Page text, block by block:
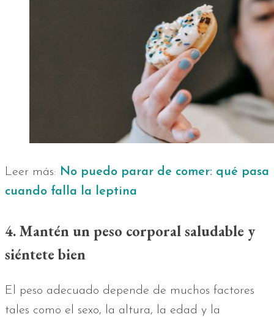
Leer más: No puedo parar de comer: qué pasa
cuando falla la leptina
4. Mantén un peso corporal saludable y
siéntete bien
El peso adecuado depende de muchos factores
tales como el sexo, la altura, la edad y la